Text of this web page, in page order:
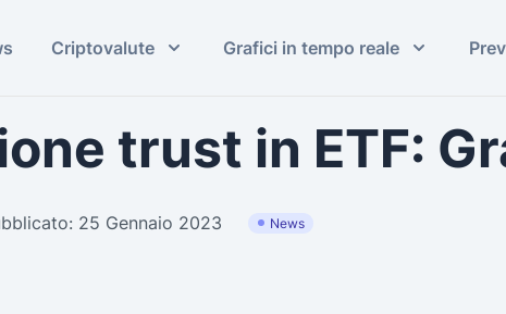
Criptovalute Grafici in tempo reale
trust in ETF:
25 Gennaio 2023 News